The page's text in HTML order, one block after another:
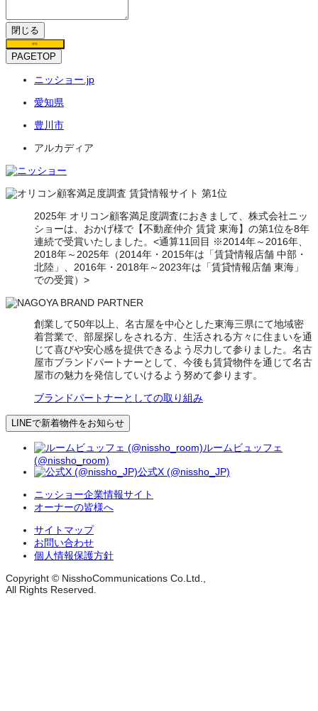
閉じる
保存
PAGETOP
ニッショー.jp
愛知県
豊川市
アルカディア
2025年 オリコン顧客満足度調査におきまして、株式会社ニッ
ショーは、おかげ様で【不動産仲介 賃貸 東海】の第1位を8年
連続で受賞いたしました。<通算11回目 ※2014年～2016年、
2018年～2025年（2014年・2015年は「賃貸情報店舗 中部・
北陸」、2016年・2018年～2023年は「賃貸情報店舗 東海」
での受賞）>
創業して50年以上、名古屋を中心とした東海三県にて地域密
着営業で、部屋探しをされる方、生活される方々に住まいを通
じて喜びや安心感を提供できるよう尽力して参りました。名古
屋市ブランドパートナーとして、今後も賃貸物件を通じて名古
屋市の魅力を発信していけるよう努めて参ります。
ブランドパートナーとしての取り組み
LINEで新着物件をお知らせ
ルームビュッフェ
(@nissho_room)
公式X (@nissho_JP)
ニッショー企業情報サイト
オーナーの皆様へ
サイトマップ
お問い合わせ
個人情報保護方針
Copyright © NisshoCommunications Co.Ltd.,
All Rights Reserved.